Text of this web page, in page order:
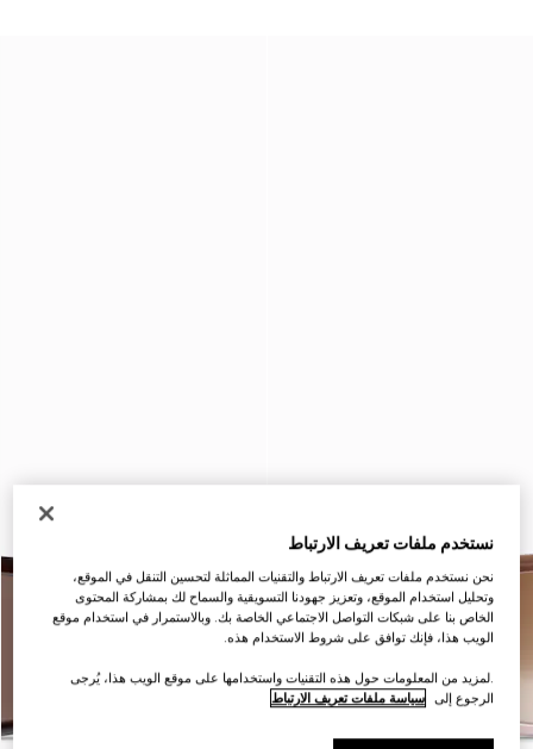
نستخدم ملفات تعريف الارتباط
نحن نستخدم ملفات تعريف الارتباط والتقنيات المماثلة لتحسين التنقل في الموقع،
وتحليل استخدام الموقع، وتعزيز جهودنا التسويقية والسماح لك بمشاركة المحتوى
الخاص بنا على شبكات التواصل الاجتماعي الخاصة بك. وبالاستمرار في استخدام موقع
الويب هذا، فإنك توافق على شروط الاستخدام هذه.
.لمزيد من المعلومات حول هذه التقنيات واستخدامها على موقع الويب هذا، يُرجى
الرجوع إلى سياسة ملفات تعريف الارتباط